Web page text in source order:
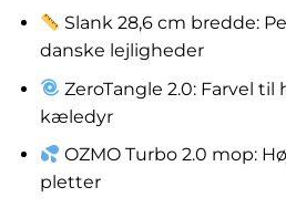
Slank 28,6 cm bredde:
danske lejligheder
ZeroTangle 2.0: Farvel
kæledyr
OZMO Turbo 2.0 mop:
pletter